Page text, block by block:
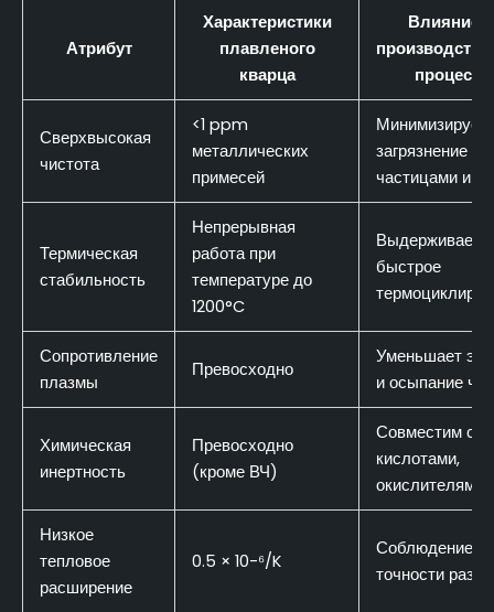
Атрибут
Характеристики
плавленого
кварца
Влияние
процессы
Сверхвысокая
чистота
<1 ppm
металлических
примесей
Минимизирует
загрязнение
частицами и
Термическая
стабильность
Непрерывная
работа при
температуре до
1200°C
Выдерживает
быстрое
Сопротивление
плазмы
Превосходно
Уменьшает
и осыпание
Химическая
инертность
Превосходно
(кроме ВЧ)
Совместим с
кислотами,
окислителями
Низкое
тепловое
расширение
0.5 × 10-⁶/K
Соблюдение
точности